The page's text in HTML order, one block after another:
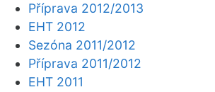
Příprava 2012/2013
EHT 2012
Sezóna 2011/2012
Příprava 2011/2012
EHT 2011